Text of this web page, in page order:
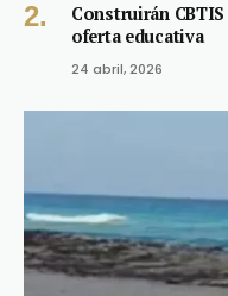
Construirán
oferta educativa
24 abril, 2026